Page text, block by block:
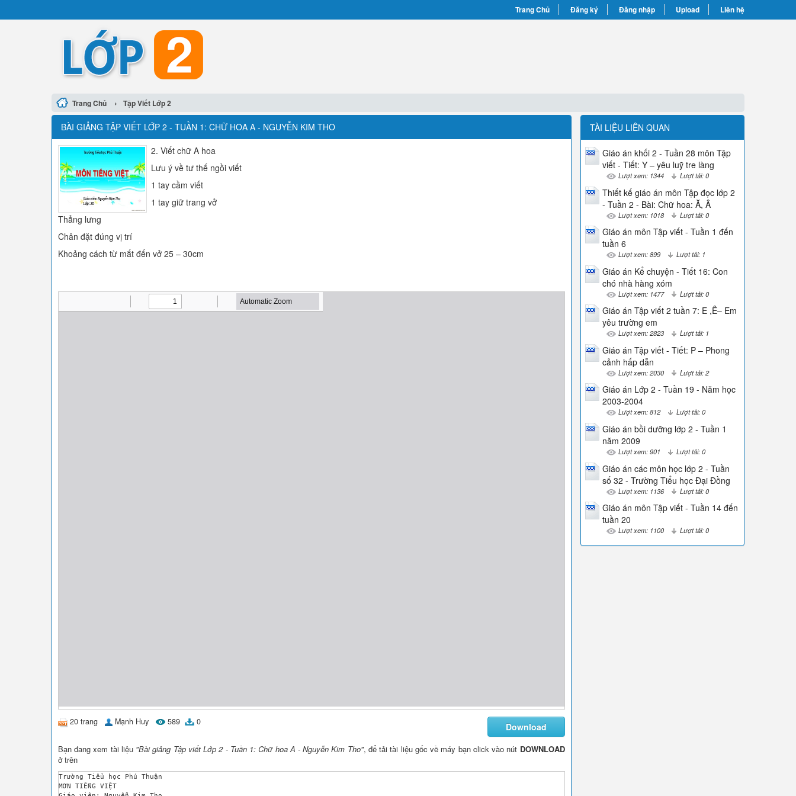
Trang Chủ Đăng ký Đăng nhập Upload Liên hệ
Trang Chủ › Tập Viết Lớp 2
BÀI GIẢNG TẬP VIẾT LỚP 2 - TUẦN 1: CHỮ HOA A - NGUYỄN KIM THO
2. Viết chữ A hoa
Lưu ý về tư thế ngồi viết
1 tay cầm viết
1 tay giữ trang vở
Thẳng lưng
Chân đặt đúng vị trí
Khoảng cách từ mắt đến vở 25 – 30cm
20 trang Mạnh Huy 589 0 Download
Bạn đang xem tài liệu "Bài giảng Tập viết Lớp 2 - Tuần 1: Chữ hoa A - Nguyễn Kim Tho", để tải tài liệu gốc về máy bạn click vào nút DOWNLOAD
ở trên
Trường Tiểu học Phú Thuận
MƠN TIẾNG VIỆT
TÀI LIỆU LIÊN QUAN
Giáo án khối 2 - Tuần 28 môn Tập
viết - Tiết: Y – yêu luỹ tre làng
Lượt xem: 1344 Lượt tải: 0
Thiết kế giáo án môn Tập đọc lớp 2
- Tuần 2 - Bài: Chữ hoa: Ă, Â
Lượt xem: 1018 Lượt tải: 0
Giáo án môn Tập viết - Tuần 1 đến
tuần 6
Lượt xem: 899 Lượt tải: 1
Giáo án Kể chuyện - Tiết 16: Con
chó nhà hàng xóm
Lượt xem: 1477 Lượt tải: 0
Giáo án Tập viết 2 tuần 7: E ,Ê– Em
yêu trường em
Lượt xem: 2823 Lượt tải: 1
Giáo án Tập viết - Tiết: P – Phong
cảnh hấp dẫn
Lượt xem: 2030 Lượt tải: 2
Giáo án Lớp 2 - Tuần 19 - Năm học
2003-2004
Lượt xem: 812 Lượt tải: 0
Giáo án bồi dưỡng lớp 2 - Tuần 1
năm 2009
Lượt xem: 901 Lượt tải: 0
Giáo án các môn học lớp 2 - Tuần
số 32 - Trường Tiểu học Đại Đồng
Lượt xem: 1136 Lượt tải: 0
Giáo án môn Tập viết - Tuần 14 đến
tuần 20
Lượt xem: 1100 Lượt tải: 0